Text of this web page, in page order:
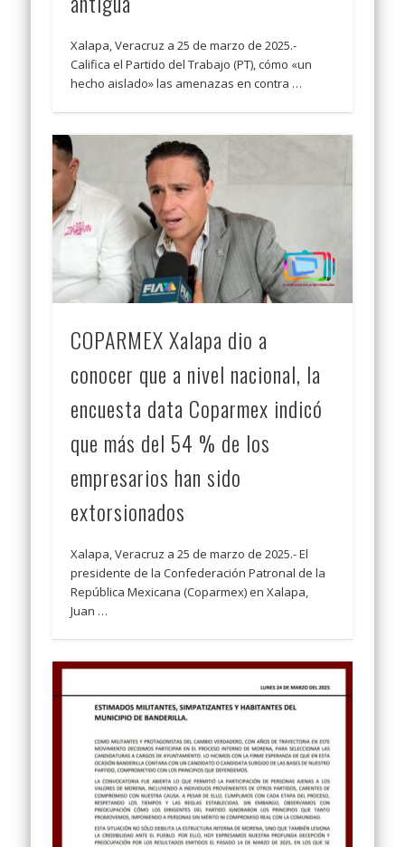
Xalapa, Veracruz a 25 de marzo de 2025.-
Califica el Partido del Trabajo (PT), cómo «un
hecho aislado» las amenazas en contra …
COPARMEX Xalapa dio a
conocer que a nivel nacional, la
encuesta data Coparmex indicó
que más del 54 % de los
empresarios han sido
extorsionados
Xalapa, Veracruz a 25 de marzo de 2025.- El
presidente de la Confederación Patronal de la
República Mexicana (Coparmex) en Xalapa,
Juan …